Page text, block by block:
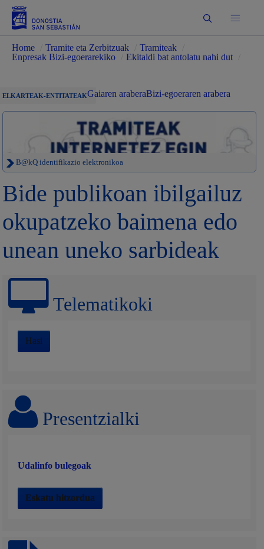
Bilatu
Home Tramite eta Zerbitzuak Tramiteak
Enpresak Bizi-egoerarekiko
Ekitaldi bat antolatu nahi dut
ELKARTEAK-ENTITATEAKGaiaren araberaBizi-egoeraren arabera
B@kQ identifikazio elektronikoa
Bide publikoan ibilgailuz
okupatzeko baimena edo
unean uneko sarbideak
Telematikoki
Hasi
Presentzialki
Udalinfo bulegoak
Eskatu hitzordua